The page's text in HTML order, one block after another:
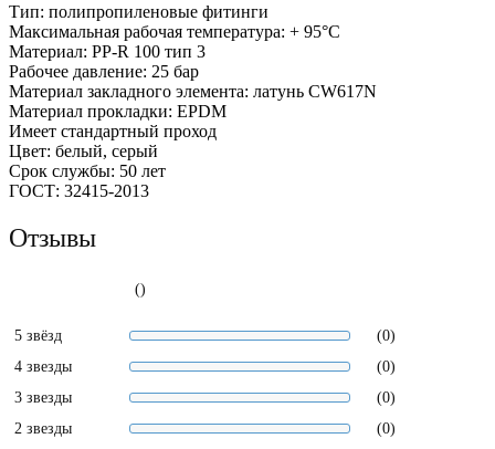
Тип: полипропиленовые фитинги
Максимальная рабочая температура: + 95°С
Материал: PP-R 100 тип 3
Рабочее давление: 25 бар
Материал закладного элемента: латунь CW617N
Материал прокладки: EPDM
Имеет стандартный проход
Цвет: белый, серый
Срок службы: 50 лет
ГОСТ: 32415-2013
Отзывы
()
5 звёзд
(0)
4 звезды
(0)
3 звезды
(0)
2 звезды
(0)